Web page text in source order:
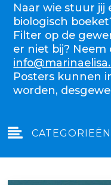
Naar wie stuur jij
biologisch
Filter op de
er niet bij?
Posters kunnen
worden,
CATEGORIEËN